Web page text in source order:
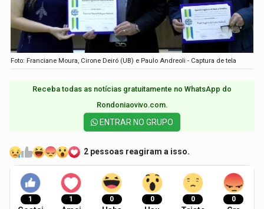
Foto: Franciane Moura, Cirone Deiró (UB) e Paulo Andreoli - Captura de tela
Receba todas as notícias gratuitamente no WhatsApp do
Rondoniaovivo.com.​
ENTRAR NO GRUPO
2 pessoas reagiram a isso.
1 1 0 0 0 0